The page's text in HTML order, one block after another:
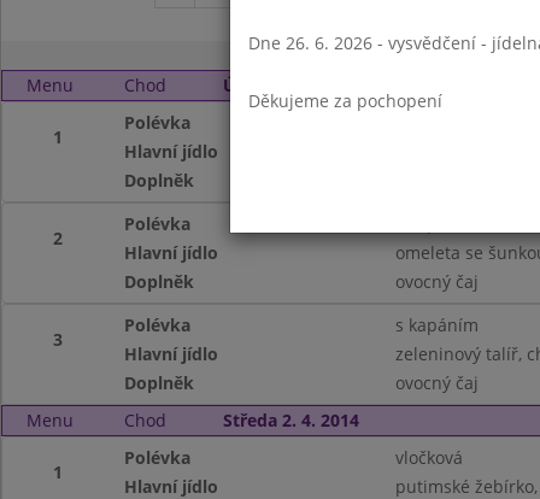
Menu Chod Úterý 1. 4. 2014
1
Polévka
Hlavní jídlo
Doplněk
2
Polévka
Hlavní jídlo
omeleta se
Doplněk
ovocný čaj
3
Polévka
s kapáním
Hlavní jídlo
zeleninový talíř,
Doplněk
ovocný čaj
Menu
Chod Středa 2. 4. 2014
1
Polévka
vločková
Hlavní jídlo
putimské
Dne 26. 6. 2026 - vysvědčení -
Děkujeme za pochopení